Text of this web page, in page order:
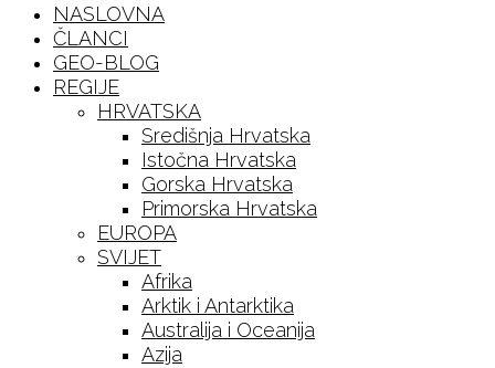
NASLOVNA
ČLANCI
GEO-BLOG
REGIJE
HRVATSKA
Središnja Hrvatska
Istočna Hrvatska
Gorska Hrvatska
Primorska Hrvatska
EUROPA
SVIJET
Afrika
Arktik i Antarktika
Australija i Oceanija
Azija